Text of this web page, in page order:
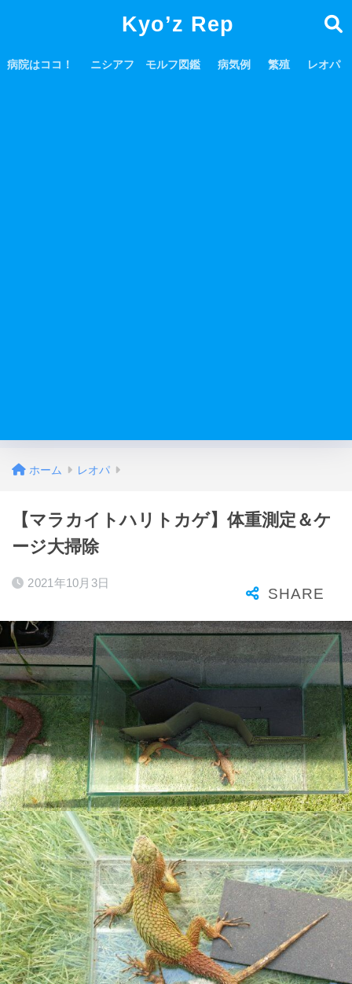
Kyo’z Rep
病院はココ！ ニシアフ モルフ図鑑 病気例 繁殖 レオパ
ホーム レオパ
【マラカイトハリトカゲ】体重測定＆ケ
ージ大掃除
2021年10月3日